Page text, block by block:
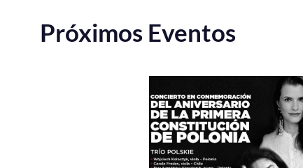
Próximos Eventos